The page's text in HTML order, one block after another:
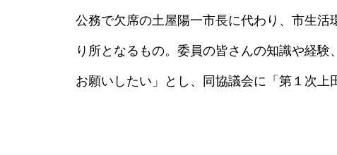
公務で欠席の土屋陽一市長に代わり、市生
り所となるもの。委員の皆さんの知識や経
お願いしたい」とし、同協議会に「第１次上